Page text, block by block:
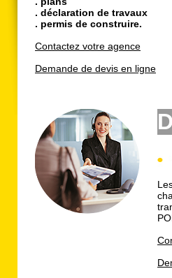
. déclaration de travaux
. permis de construire.
Contactez votre agence
Demande de devis en ligne